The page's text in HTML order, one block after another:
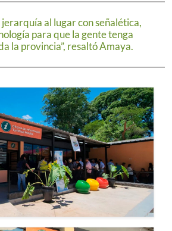
al lugar con señalética,
para que la gente tenga
la provincia”, resaltó Amaya.